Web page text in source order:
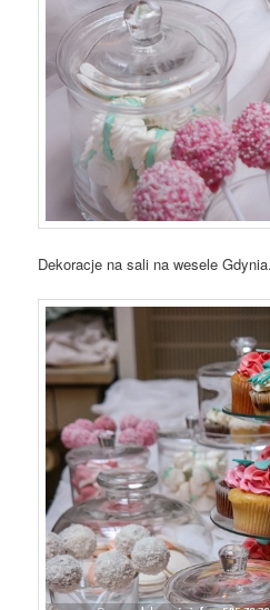
Dekoracje na sali na wesele